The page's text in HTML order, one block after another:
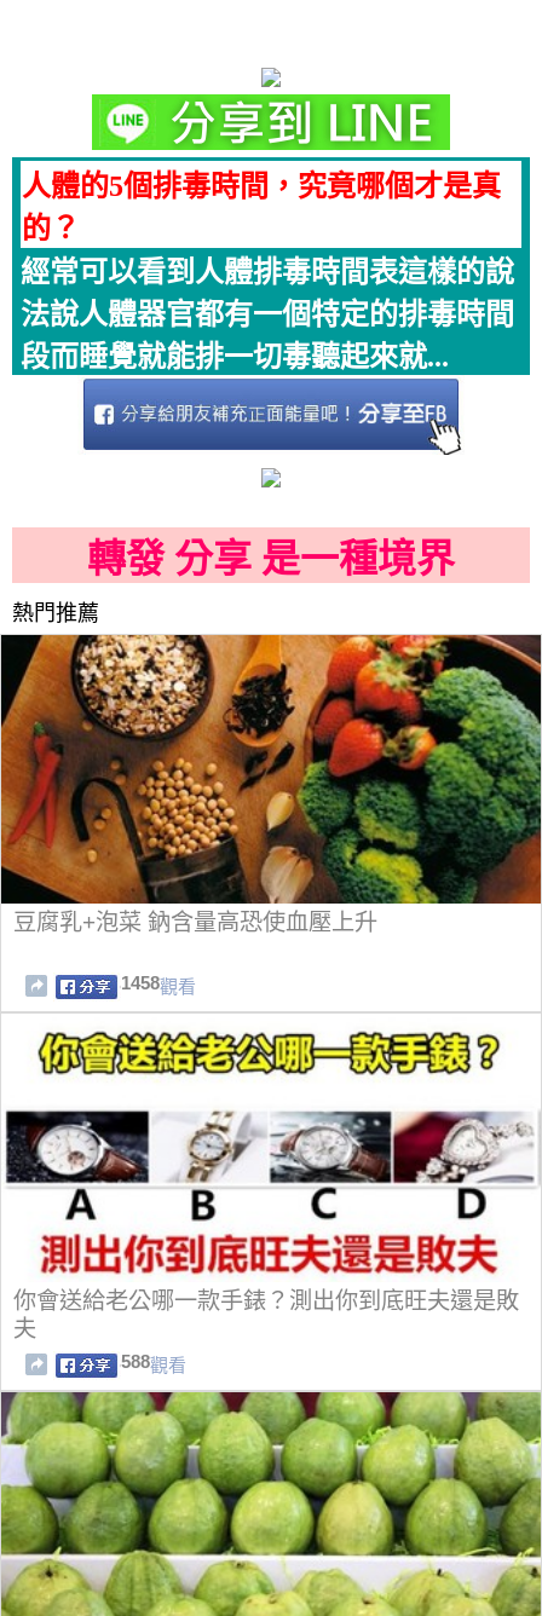
人體的5個排毒時間，究竟哪個才是真
的？
經常可以看到人體排毒時間表這樣的說
法說人體器官都有一個特定的排毒時間
段而睡覺就能排一切毒聽起來就...
轉發 分享 是一種境界
熱門推薦
豆腐乳+泡菜 鈉含量高恐使血壓上升
1458觀看
你會送給老公哪一款手錶？測出你到底旺夫還是敗
夫
588觀看